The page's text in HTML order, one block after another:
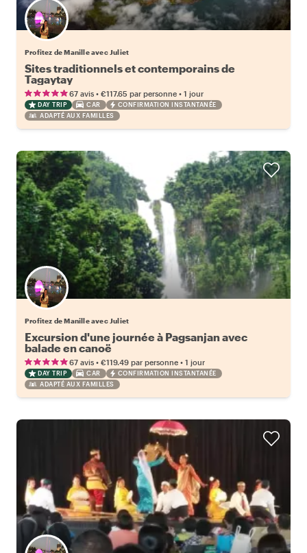
Profitez de Manille avec Juliet
Sites traditionnels et contemporains de
Tagaytay
67 avis • €117.65 par personne • 1 jour
DAY TRIP CAR
CONFIRMATION INSTANTANÉE
ADAPTÉ AUX FAMILLES
Profitez de Manille avec Juliet
Excursion d'une journée à Pagsanjan avec
balade en canoë
67 avis • €119.49 par personne • 1 jour
DAY TRIP CAR
CONFIRMATION INSTANTANÉE
ADAPTÉ AUX FAMILLES